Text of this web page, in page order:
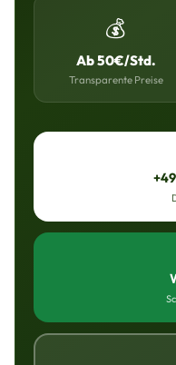
💰
Ab 50€/Std.
Transparente Preise